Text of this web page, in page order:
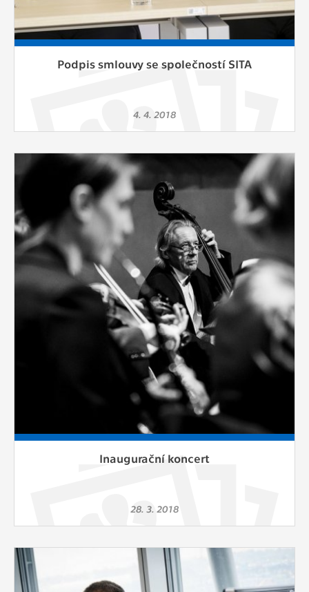
Podpis smlouvy se společností SITA
4. 4. 2018
Inaugurační koncert
28. 3. 2018